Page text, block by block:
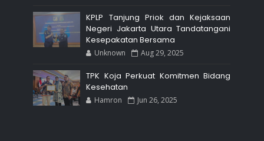
KPLP Tanjung Priok dan Kejaksaan
Negeri Jakarta Utara Tandatangani
Kesepakatan Bersama
Unknown Aug 29, 2025
TPK Koja Perkuat Komitmen Bidang
Kesehatan
Hamron Jun 26, 2025